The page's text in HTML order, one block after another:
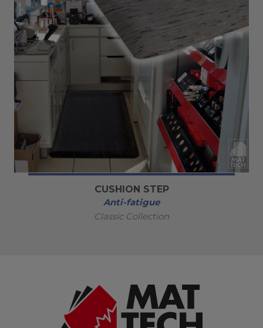
CUSHION STEP
Anti-fatigue
Classic Collection